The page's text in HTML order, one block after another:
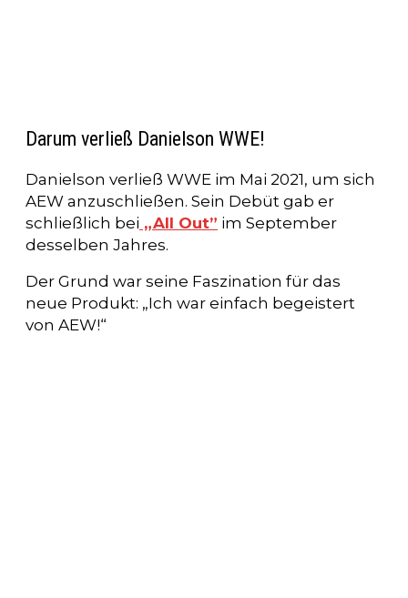
Darum verließ Danielson WWE!
Danielson verließ WWE im Mai 2021, um sich
AEW anzuschließen. Sein Debüt gab er
schließlich bei „All Out” im September
desselben Jahres.
Der Grund war seine Faszination für das
neue Produkt: „Ich war einfach begeistert
von AEW!“